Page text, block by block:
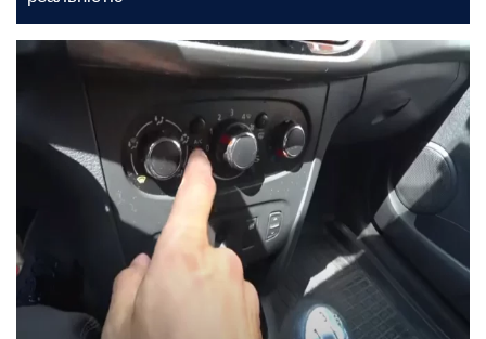
14 березня, 10:16